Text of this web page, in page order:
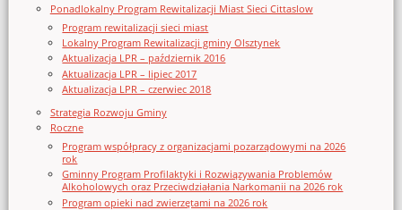
Ponadlokalny Program Rewitalizacji Miast Sieci Cittaslow
Program rewitalizacji sieci miast
Lokalny Program Rewitalizacji gminy Olsztynek
Aktualizacja LPR – październik 2016
Aktualizacja LPR – lipiec 2017
Aktualizacja LPR – czerwiec 2018
Strategia Rozwoju Gminy
Roczne
Program współpracy z organizacjami pozarządowymi na 2026
rok
Gminny Program Profilaktyki i Rozwiązywania Problemów
Alkoholowych oraz Przeciwdziałania Narkomanii na 2026 rok
Program opieki nad zwierzętami na 2026 rok